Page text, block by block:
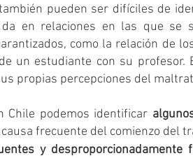
pueden ser difíciles de
da en relaciones en las que se
como la relación de
un estudiante con su
propias percepciones del
Chile podemos identificar
causa frecuente del comienzo del
y desproporcionadamente